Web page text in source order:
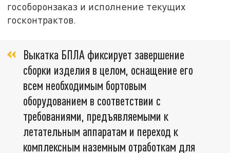
гособоронзаказ и исполнение текущих
госконтрактов.
Выкатка БПЛА фиксирует завершение
сборки изделия в целом, оснащение его
всем необходимым бортовым
оборудованием в соответствии с
требованиями, предъявляемыми к
летательным аппаратам и переход к
комплексным наземным отработкам для